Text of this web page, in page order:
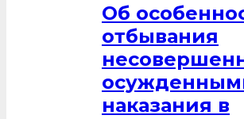
Об
отбывания
наказания в